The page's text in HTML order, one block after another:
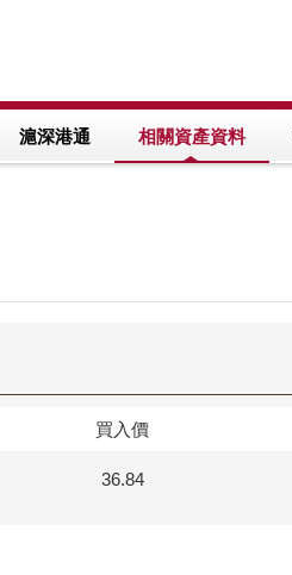
滬深港通 相關資產資料
買入價
36.84